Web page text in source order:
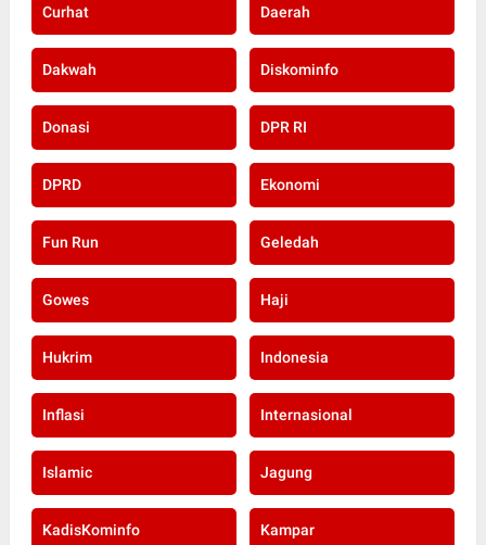
Curhat Daerah
Dakwah Diskominfo
Donasi DPR RI
DPRD Ekonomi
Fun Run Geledah
Gowes Haji
Hukrim Indonesia
Inflasi Internasional
Islamic Jagung
KadisKominfo Kampar